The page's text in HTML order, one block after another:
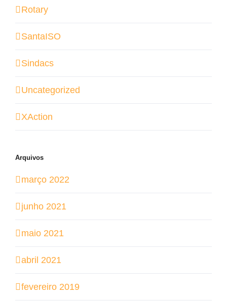
Rotary
SantaISO
Sindacs
Uncategorized
XAction
Arquivos
março 2022
junho 2021
maio 2021
abril 2021
fevereiro 2019